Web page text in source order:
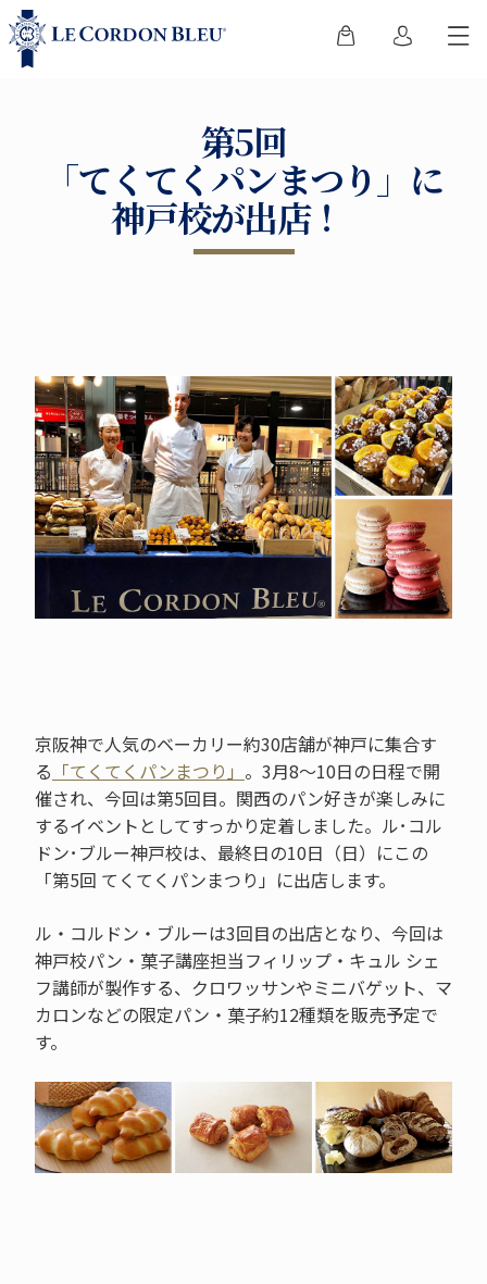
第5回
「てくてくパンまつり」に
神戸校が出店！
京阪神で人気のベーカリー約30店舗が神戸に集合す
る 「てくてくパンまつり」 。3月8～10日の日程で開
催され、今回は第5回目。関西のパン好きが楽しみに
するイベントとしてすっかり定着しました。ル･コル
ドン･ブルー神戸校は、最終日の10日（日）にこの
「第5回 てくてくパンまつり」に出店します。
ル・コルドン・ブルーは3回目の出店となり、今回は
神戸校パン・菓子講座担当フィリップ・キュル シェ
フ講師が製作する、クロワッサンやミニバゲット、マ
カロンなどの限定パン・菓子約12種類を販売予定で
す。